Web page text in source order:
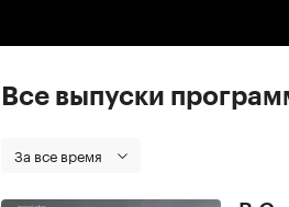
Все выпуски
За все время